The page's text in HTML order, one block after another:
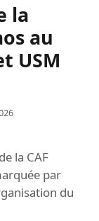
la
au
USM
la CAF
par
du